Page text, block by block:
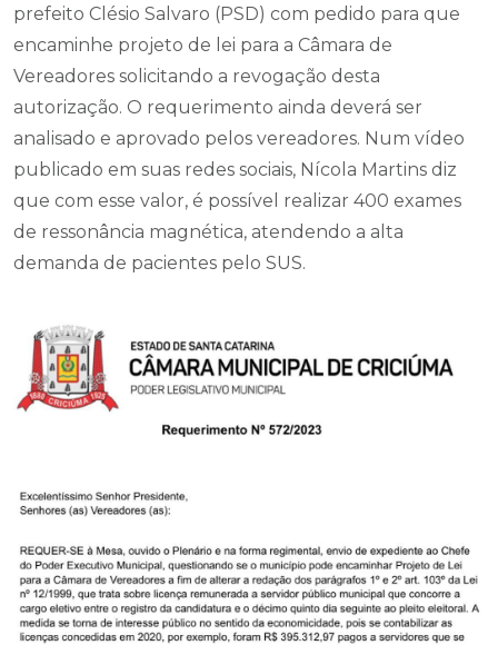
prefeito Clésio Salvaro (PSD) com pedido para que
encaminhe projeto de lei para a Câmara de
Vereadores solicitando a revogação desta
autorização. O requerimento ainda deverá ser
analisado e aprovado pelos vereadores. Num vídeo
publicado em suas redes sociais, Nícola Martins diz
que com esse valor, é possível realizar 400 exames
de ressonância magnética, atendendo a alta
demanda de pacientes pelo SUS.